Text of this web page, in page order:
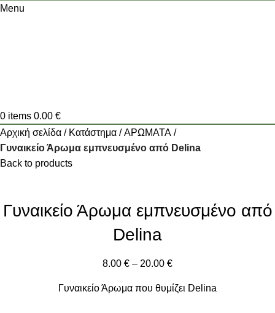
Menu
0 items 0.00 €
Αρχική σελίδα
Κατάστημα
ΑΡΩΜΑΤΑ
Γυναικείο Άρωμα εμπνευσμένο από Delina
Back to products
Γυναικείο Άρωμα εμπνευσμένο από
Delina
8.00 € – 20.00 €
Γυναικείο Άρωμα που θυμίζει Delina